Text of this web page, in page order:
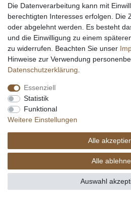
Messerarten
Klingenformen
Holzarten
Impressum
Widerrufs­recht
© Copyright Alle Preisangaben sind inkl.
Die Datenverarbeitung kann mit
berechtigten Interesses erfolgen. Die
oder abgelehnt werden. Es besteht
und die Einwilligung zu einem
zu widerrufen. Beachten Sie unser
Hinweise zur Verwendung
Daten­schutz­erklärung
Essenziell
Statistik
Funktional
Weitere Einstellungen
Alle
Alle
Auswahl
Bewertungen bei: ebay.de,
Informationen zur Echtheit der